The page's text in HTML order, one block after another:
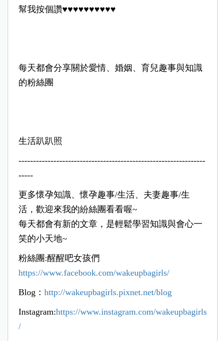
幫我按個讚♥♥♥♥♥♥♥♥♥♥
每天都會分享關於愛情、婚姻、育兒趣事與知識
的粉絲團
生活趴趴照
​----------------------------------------------------------------
-----
更多懷孕知識、懷孕趣事/生活、夫妻趣事/生
活，歡迎來我的紛絲團看看喔~
每天都會有新的文章，是輕鬆學習知識與會心一
笑的小天地~
粉絲團:醒醒吧女孩們
https://www.facebook.com/wakeupbagirls/
Blog： http://wakeupbagirls.pixnet.net/blog
Instagram:https://www.instagram.com/wakeupbagirls
/